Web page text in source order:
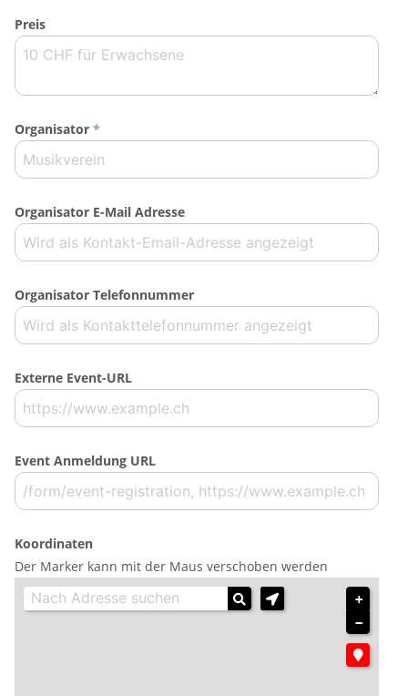
Preis
Organisator *
Organisator E-Mail Adresse
Organisator Telefonnummer
Externe Event-URL
Event Anmeldung URL
Koordinaten
Der Marker kann mit der Maus verschoben werden
+
−